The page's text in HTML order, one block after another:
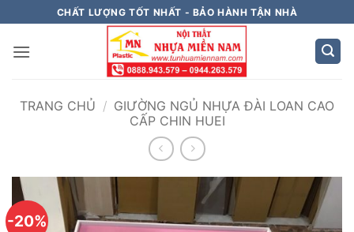
qua
nội
CHẤT LƯỢNG TỐT NHẤT - BẢO HÀNH TẬN NHÀ
TRANG CHỦ / GIƯỜNG NGỦ NHỰA ĐÀI LOAN CAO
CẤP CHIN HUEI
-20%